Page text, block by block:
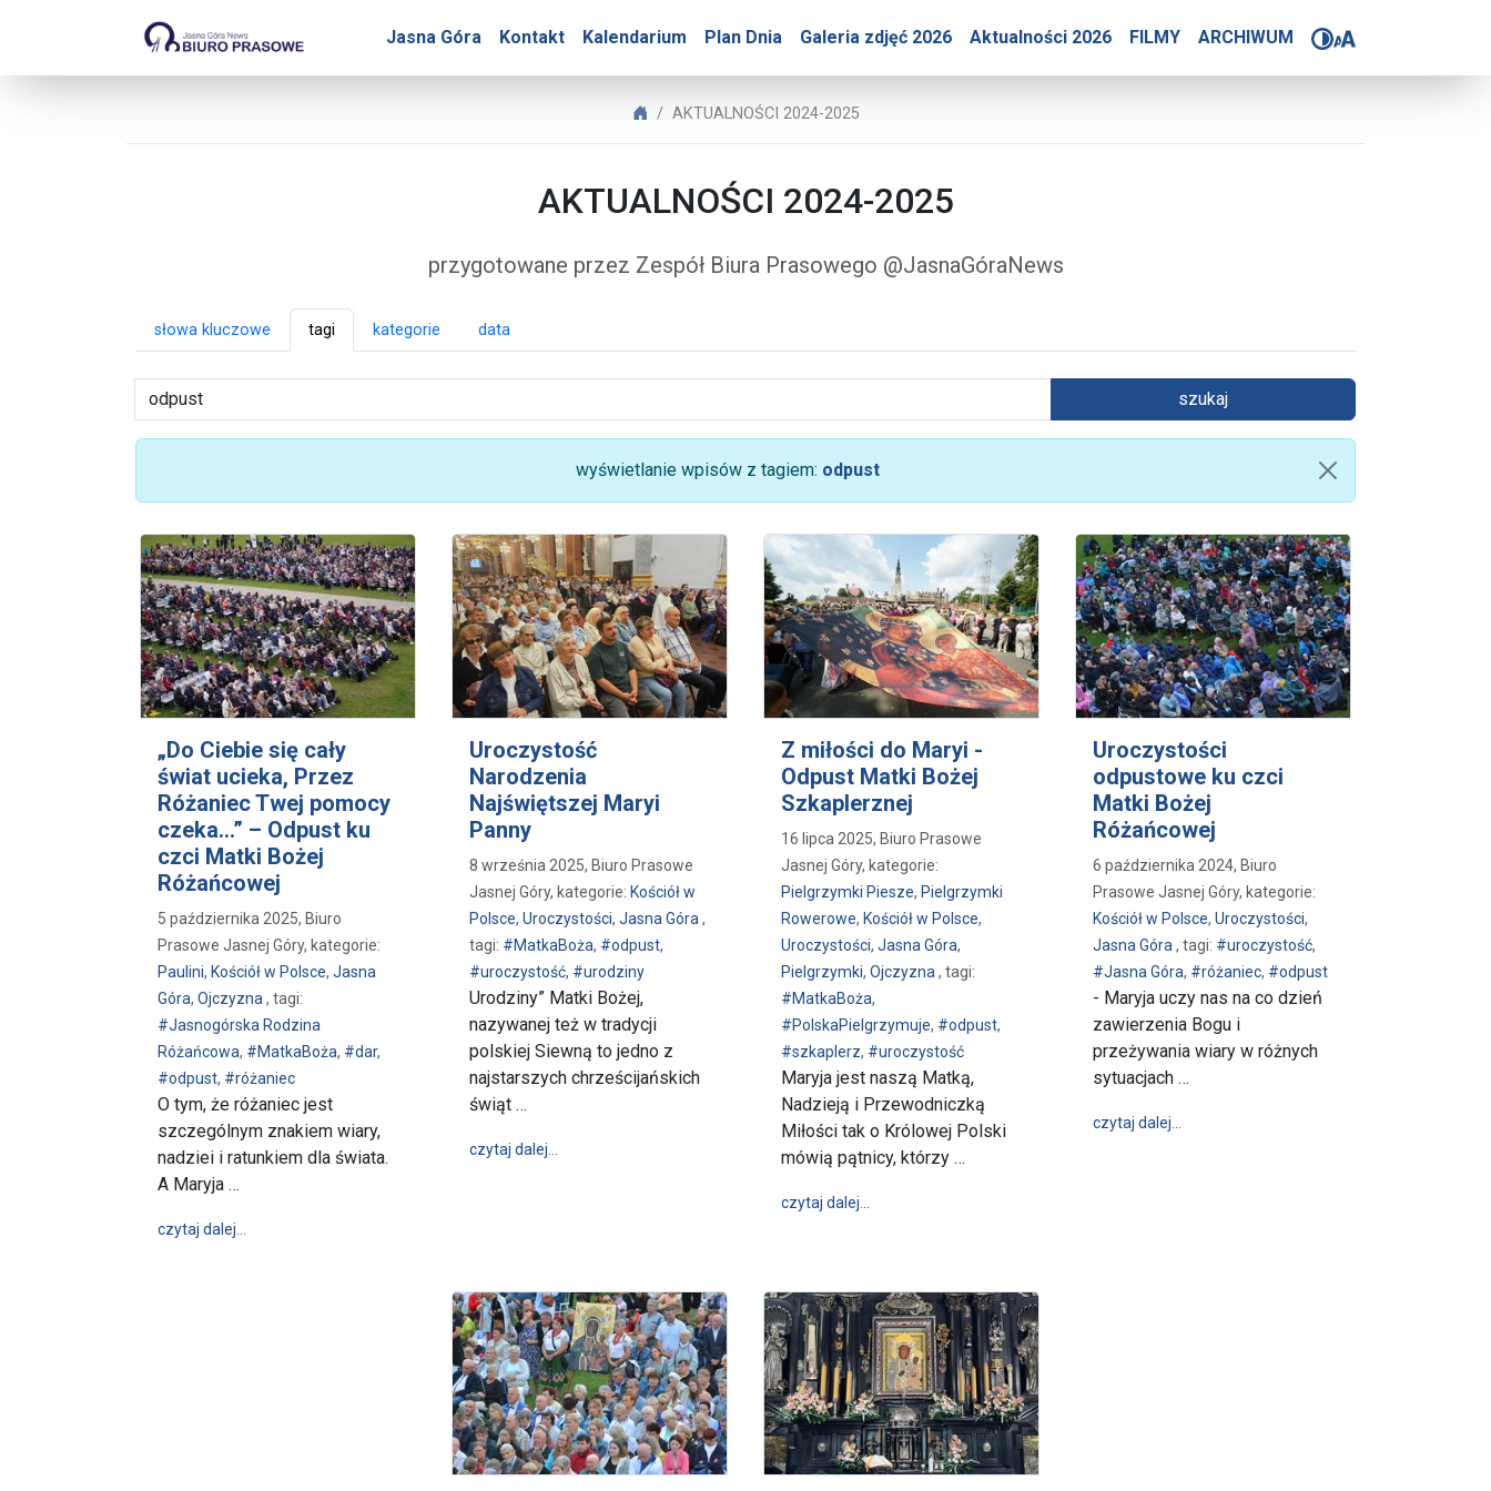
Jasna Góra Kontakt Kalendarium Plan Dnia Galeria zdjęć 2026 Aktualności 2026 FILMY ARCHIWUM
Biuro Prasowe Jasnej Góry – AKTUALNOŚCI 2024-2025
Biuro Prasowe Jasnej Góry
AKTUALNOŚCI 2024-2025
AKTUALNOŚCI 2024-2025
przygotowane przez Zespół Biura Prasowego @JasnaGóraNews
słowa kluczowe tagi kategorie data
szukaj
wyświetlanie wpisów z tagiem: odpust
„Do Ciebie się cały
świat ucieka, Przez
Różaniec Twej pomocy
czeka...” – Odpust ku
czci Matki Bożej
Różańcowej
5 października 2025, Biuro
Prasowe Jasnej Góry, kategorie:
Paulini, Kościół w Polsce, Jasna
Góra, Ojczyzna , tagi:
#Jasnogórska Rodzina
Różańcowa, #MatkaBoża, #dar,
#odpust, #różaniec
O tym, że różaniec jest
szczególnym znakiem wiary,
nadziei i ratunkiem dla świata.
A Maryja …
czytaj dalej…
Uroczystość
Narodzenia
Najświętszej Maryi
Panny
8 września 2025, Biuro Prasowe
Jasnej Góry, kategorie: Kościół w
Polsce, Uroczystości, Jasna Góra ,
tagi: #MatkaBoża, #odpust,
#uroczystość, #urodziny
Urodziny” Matki Bożej,
nazywanej też w tradycji
polskiej Siewną to jedno z
najstarszych chrześcijańskich
świąt …
czytaj dalej…
Z miłości do Maryi -
Odpust Matki Bożej
Szkaplerznej
16 lipca 2025, Biuro Prasowe
Jasnej Góry, kategorie:
Pielgrzymki Piesze, Pielgrzymki
Rowerowe, Kościół w Polsce,
Uroczystości, Jasna Góra,
Pielgrzymki, Ojczyzna , tagi:
#MatkaBoża,
#PolskaPielgrzymuje, #odpust,
#szkaplerz, #uroczystość
Maryja jest naszą Matką,
Nadzieją i Przewodniczką
Miłości tak o Królowej Polski
mówią pątnicy, którzy …
czytaj dalej…
Uroczystości
odpustowe ku czci
Matki Bożej
Różańcowej
6 października 2024, Biuro
Prasowe Jasnej Góry, kategorie:
Kościół w Polsce, Uroczystości,
Jasna Góra , tagi: #uroczystość,
#Jasna Góra, #różaniec, #odpust
- Maryja uczy nas na co dzień
zawierzenia Bogu i
przeżywania wiary w różnych
sytuacjach …
czytaj dalej…